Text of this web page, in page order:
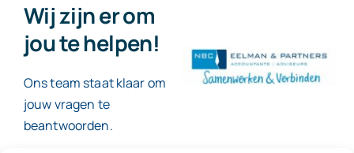
Wij zijn er om
jou te helpen!
Ons team staat klaar om
jouw vragen te
beantwoorden.